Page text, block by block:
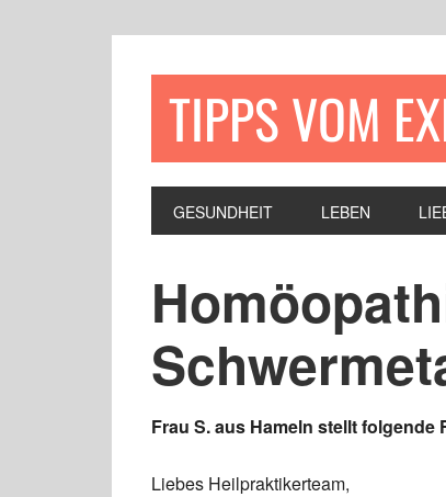
TIPPS VOM
GESUNDHEIT LEBEN
Frau S. aus Hameln stellt folgende
Liebes Heilpraktikerteam,